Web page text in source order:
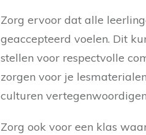
Zorg ervoor dat alle
geaccepteerd voelen. Dit
stellen voor respectvolle
zorgen voor je
culturen
Zorg ook voor een klas